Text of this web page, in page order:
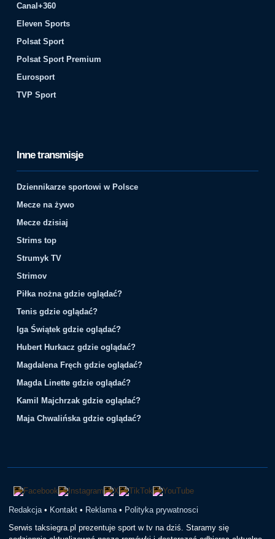
Canal+360
Eleven Sports
Polsat Sport
Polsat Sport Premium
Eurosport
TVP Sport
Inne transmisje
Dziennikarze sportowi w Polsce
Mecze na żywo
Mecze dzisiaj
Strims top
Strumyk TV
Strimov
Piłka nożna gdzie oglądać?
Tenis gdzie oglądać?
Iga Świątek gdzie oglądać?
Hubert Hurkacz gdzie oglądać?
Magdalena Fręch gdzie oglądać?
Magda Linette gdzie oglądać?
Kamil Majchrzak gdzie oglądać?
Maja Chwalińska gdzie oglądać?
Redakcja • Kontakt • Reklama • Polityka prywatnosci
Serwis taksiegra.pl prezentuje sport w tv na dziś. Staramy się